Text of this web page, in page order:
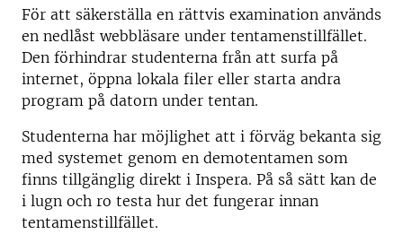
För att säkerställa en rättvis examination används
en nedlåst webbläsare under tentamenstillfället.
Den förhindrar studenterna från att surfa på
internet, öppna lokala filer eller starta andra
program på datorn under tentan.
Studenterna har möjlighet att i förväg bekanta sig
med systemet genom en demotentamen som
finns tillgänglig direkt i Inspera. På så sätt kan de
i lugn och ro testa hur det fungerar innan
tentamenstillfället.